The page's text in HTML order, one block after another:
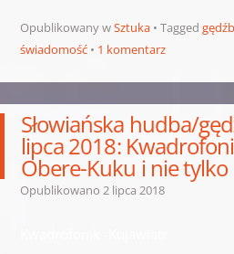
Opublikowany wSztuka Tagged
świadomość
1 komentarz
Słowiańska hudba/
lipca 2018:
Obere-Kuku i nie tylko
Opublikowano 2 lipca 2018